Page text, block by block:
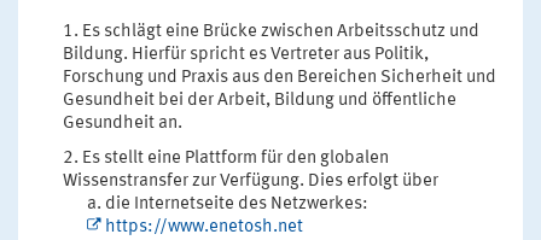
Es schlägt eine Brücke zwischen Arbeitsschutz und
Bildung. Hierfür spricht es Vertreter aus Politik,
Forschung und Praxis aus den Bereichen Sicherheit und
Gesundheit bei der Arbeit, Bildung und öffentliche
Gesundheit an.
Es stellt eine Plattform für den globalen
Wissenstransfer zur Verfügung. Dies erfolgt über
die Internetseite des Netzwerkes:
https://www.enetosh.net